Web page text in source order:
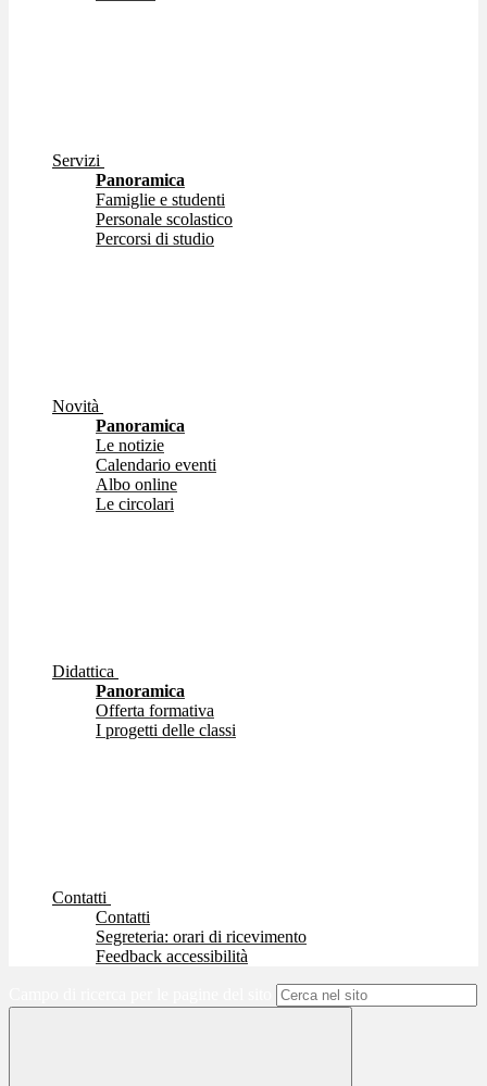
Servizi
Panoramica
Famiglie e studenti
Personale scolastico
Percorsi di studio
Novità
Panoramica
Le notizie
Calendario eventi
Albo online
Le circolari
Didattica
Panoramica
Offerta formativa
I progetti delle classi
Contatti
Contatti
Segreteria: orari di ricevimento
Feedback accessibilità